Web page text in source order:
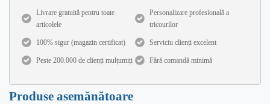
Livrare gratuită pentru toate
articolele
100% sigur (magazin certificat)
Peste 200.000 de clienți mulțumiți
Personalizare profesională a
tricourilor
Serviciu clienți excelent
Fără comandă minimă
Produse asemănătoare